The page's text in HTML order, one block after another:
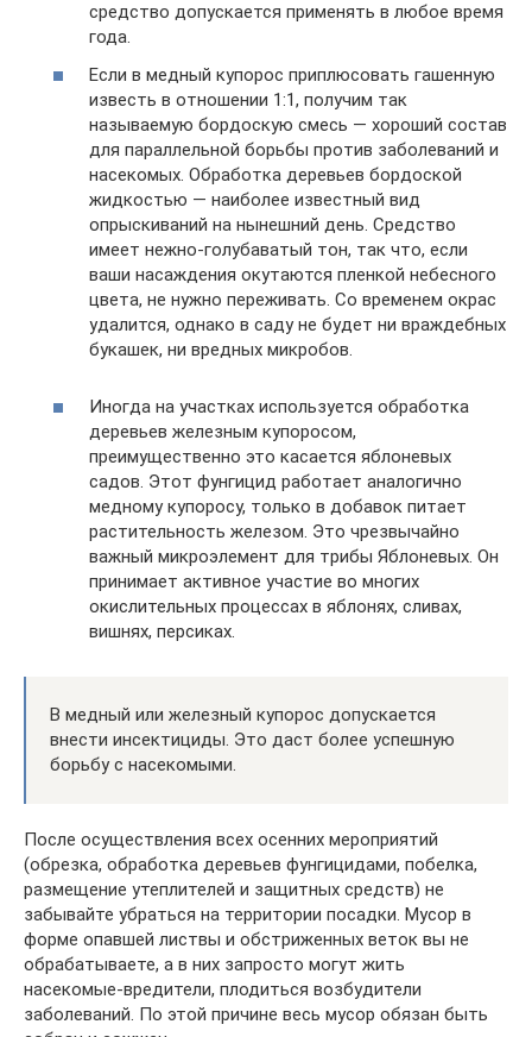
средство допускается применять в любое время
года.
Если в медный купорос приплюсовать гашенную
известь в отношении 1:1, получим так
называемую бордоскую смесь — хороший состав
для параллельной борьбы против заболеваний и
насекомых. Обработка деревьев бордоской
жидкостью — наиболее известный вид
опрыскиваний на нынешний день. Средство
имеет нежно-голубаватый тон, так что, если
ваши насаждения окутаются пленкой небесного
цвета, не нужно переживать. Со временем окрас
удалится, однако в саду не будет ни враждебных
букашек, ни вредных микробов.
Иногда на участках используется обработка
деревьев железным купоросом,
преимущественно это касается яблоневых
садов. Этот фунгицид работает аналогично
медному купоросу, только в добавок питает
растительность железом. Это чрезвычайно
важный микроэлемент для трибы Яблоневых. Он
принимает активное участие во многих
окислительных процессах в яблонях, сливах,
вишнях, персиках.
В медный или железный купорос допускается
внести инсектициды. Это даст более успешную
борьбу с насекомыми.
После осуществления всех осенних мероприятий
(обрезка, обработка деревьев фунгицидами, побелка,
размещение утеплителей и защитных средств) не
забывайте убраться на территории посадки. Мусор в
форме опавшей листвы и обстриженных веток вы не
обрабатываете, а в них запросто могут жить
насекомые-вредители, плодиться возбудители
заболеваний. По этой причине весь мусор обязан быть